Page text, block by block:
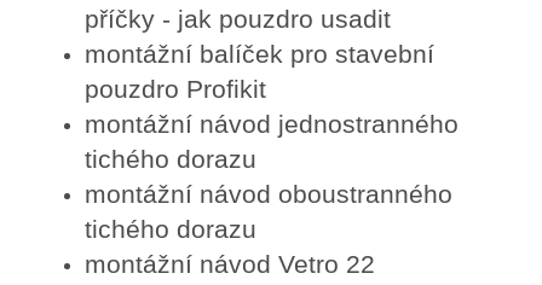
příčky - jak pouzdro usadit
montážní balíček pro stavební
pouzdro Profikit
montážní návod jednostranného
tichého dorazu
montážní návod oboustranného
tichého dorazu
montážní návod Vetro 22